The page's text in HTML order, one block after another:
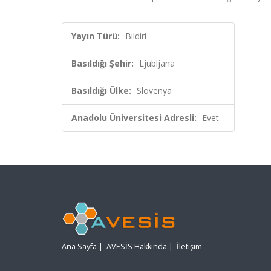
Yayın Türü: Bildiri
Basıldığı Şehir: Ljubljana
Basıldığı Ülke: Slovenya
Anadolu Üniversitesi Adresli: Evet
Ana Sayfa | AVESİS Hakkında | İletişim